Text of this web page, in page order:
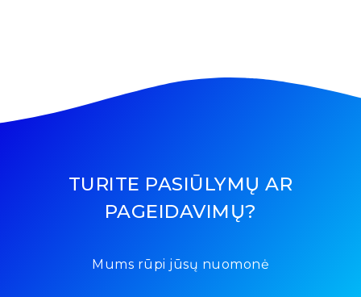
TURITE PASIŪLYMŲ AR
PAGEIDAVIMŲ?
Mums rūpi jūsų nuomonė